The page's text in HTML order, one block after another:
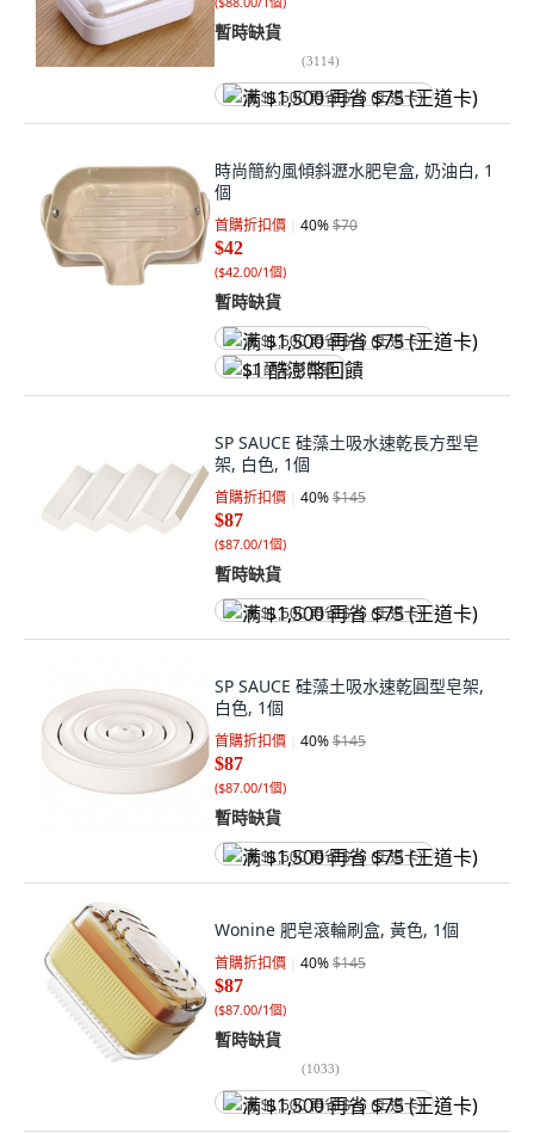
暫時缺貨
(3114)
满 $1,500 再省 $75 (王道卡)
時尚簡約風傾斜瀝水肥皂盒, 奶油白, 1
個
首購折扣價 40%$70
$42
($42.00/1個)
暫時缺貨
满 $1,500 再省 $75 (王道卡)
$1 酷澎幣回饋
SP SAUCE 硅藻土吸水速乾長方型皂
架, 白色, 1個
首購折扣價 40%$145
$87
($87.00/1個)
暫時缺貨
满 $1,500 再省 $75 (王道卡)
SP SAUCE 硅藻土吸水速乾圓型皂架,
白色, 1個
首購折扣價 40%$145
$87
($87.00/1個)
暫時缺貨
满 $1,500 再省 $75 (王道卡)
Wonine 肥皂滾輪刷盒, 黃色, 1個
首購折扣價 40%$145
$87
($87.00/1個)
暫時缺貨
(1033)
满 $1,500 再省 $75 (王道卡)